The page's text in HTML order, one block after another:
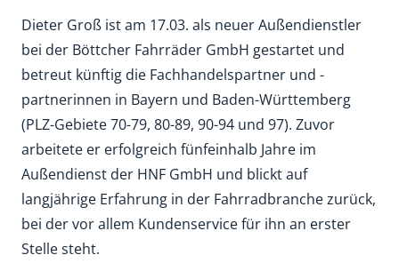
Dieter Groß ist am 17.03. als neuer Außendienstler
bei der Böttcher Fahrräder GmbH gestartet und
betreut künftig die Fachhandelspartner und -
partnerinnen in Bayern und Baden-Württemberg
(PLZ-Gebiete 70-79, 80-89, 90-94 und 97). Zuvor
arbeitete er erfolgreich fünfeinhalb Jahre im
Außendienst der HNF GmbH und blickt auf
langjährige Erfahrung in der Fahrradbranche zurück,
bei der vor allem Kundenservice für ihn an erster
Stelle steht.